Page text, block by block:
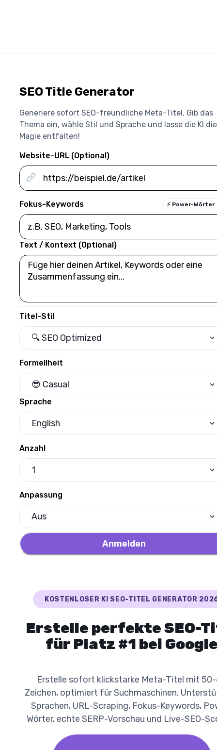
SEO Title Generator
Generiere sofort SEO-freundliche Meta-Titel. Gib das
Thema ein, wähle Stil und Sprache und lasse die KI die
Magie entfalten!
Website-URL (Optional)
Fokus-Keywords ⚡ Power-Wörter
Text / Kontext (Optional)
Titel-Stil
🔍 SEO Optimized
Formellheit
😎 Casual
Sprache
English
Anzahl
1
Anpassung
Aus
Anmelden
KOSTENLOSER KI SEO-TITEL GENERATOR
Erstelle perfekte SEO-
für Platz #1 bei
Erstelle sofort klickstarke Meta-Titel mit
Zeichen, optimiert für Suchmaschinen.
Sprachen, URL-Scraping, Fokus-Keywords,
Wörter, echte SERP-Vorschau und Live-SEO-